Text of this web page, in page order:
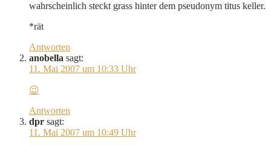
wahrscheinlich steckt grass hinter dem pseudonym titus keller.
*rät
Antworten
anobella sagt:
11. Mai 2007 um 10:33 Uhr
😉
Antworten
dpr sagt:
11. Mai 2007 um 10:49 Uhr